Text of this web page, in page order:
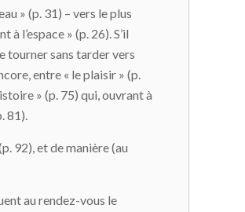
» (p. 31) – vers le plus
l’espace » (p. 26). S’il
tourner sans tarder vers
entre « le plaisir » (p.
» (p. 75) qui, ouvrant à
81).
92), et de manière (au
au rendez-vous le